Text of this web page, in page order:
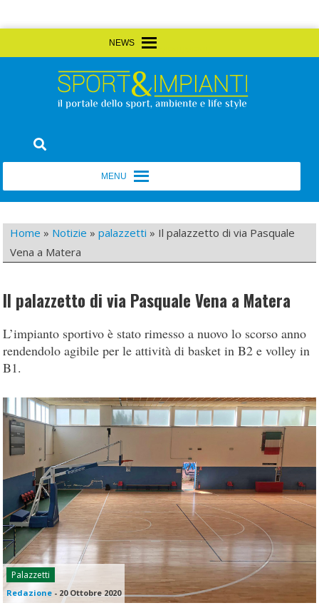
to
Sport&Impianti
Home » Notizie »palazzetti » Il palazzetto di via Pasquale
Vena a Matera
Il palazzetto di via Pasquale Vena a Matera
L’impianto sportivo è stato rimesso a nuovo lo scorso anno
rendendolo agibile per le attività di basket in B2 e volley in
B1.
Palazzetti
Redazione - 20 Ottobre 2020